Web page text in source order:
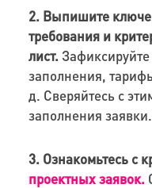
2. Выпишите
требования и
лист.
заполнения,
д. Сверяйтесь с
заполнения заявки.
3. Ознакомьтесь с
проектных заявок.